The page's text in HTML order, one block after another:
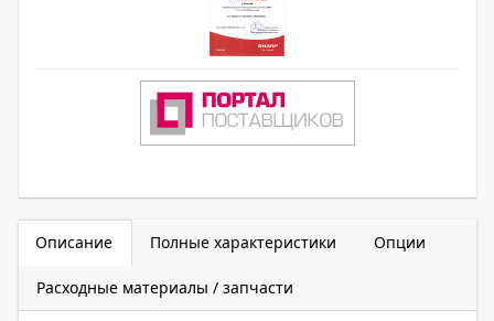
Описание Полные характеристики Опции
Расходные материалы / запчасти